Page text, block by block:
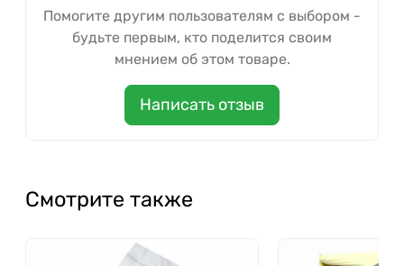
Помогите другим пользователям с выбором -
будьте первым, кто поделится своим
мнением об этом товаре.
Написать отзыв
Смотрите также